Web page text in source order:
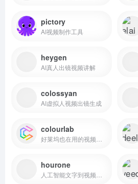
pictory
AI视频制作工具
heygen
AI真人出镜视频讲解
colossyan
AI虚拟人视频出镜生成
colourlab
hourone